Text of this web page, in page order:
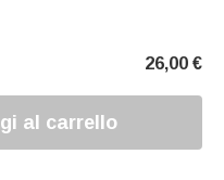
26,00 €
al carrello